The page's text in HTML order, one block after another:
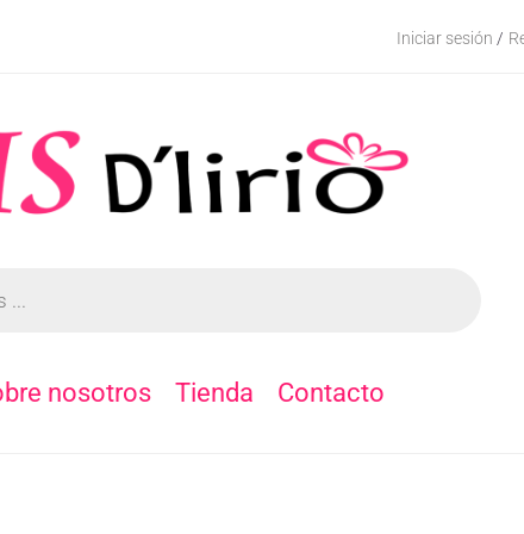
Iniciar sesión /
nosotros Tienda Contacto